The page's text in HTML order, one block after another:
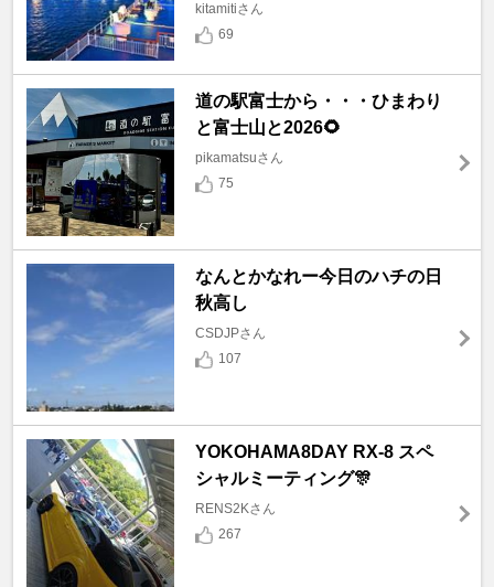
kitamitiさん
69
道の駅富士から・・・ひまわり
と富士山と2026🌻
pikamatsuさん
75
なんとかなれー今日のハチの日
秋高し
CSDJPさん
107
YOKOHAMA8DAY RX-8 スペ
シャルミーティング🎊
RENS2Kさん
267